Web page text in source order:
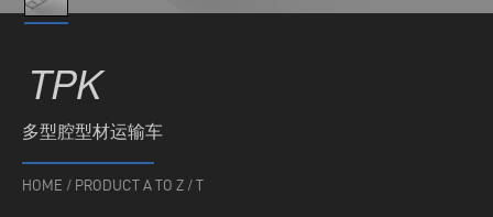
TPK
多型腔型材运输车
HOME / PRODUCT A TO Z / T